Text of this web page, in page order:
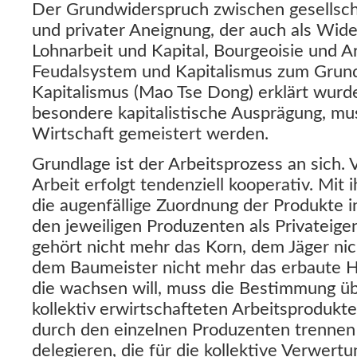
Der Grundwiderspruch zwischen
und privater Aneignung, der auch als
Lohnarbeit und Kapital, Bourgeoisie und
Feudalsystem und Kapitalismus zum
Kapitalismus (Mao Tse Dong) erklärt
besondere kapitalistische Ausprägung,
Wirtschaft gemeistert werden.
Grundlage ist der Arbeitsprozess an sich.
Arbeit erfolgt tendenziell kooperativ. Mit
die augenfällige Zuordnung der Produkte
den jeweiligen Produzenten als
gehört nicht mehr das Korn, dem Jäger
dem Baumeister nicht mehr das erbaute
die wachsen will, muss die Bestimmung
kollektiv erwirtschafteten
durch den einzelnen Produzenten
delegieren, die für die kollektive